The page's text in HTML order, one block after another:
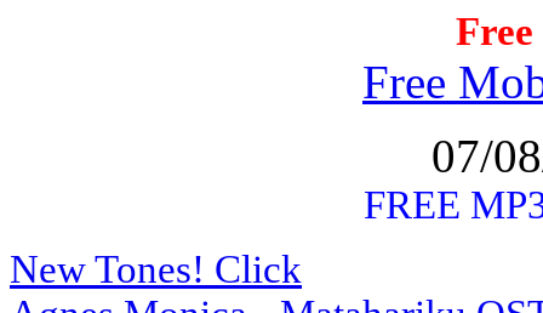
Free
07/
FREE
New Tones! Click